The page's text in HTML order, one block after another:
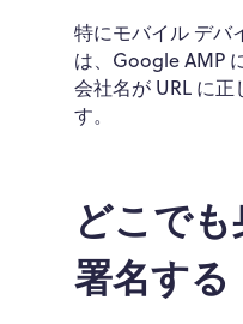
特にモバイル デバ
は、Google AMP
会社名が URL に
す。
どこで
署名する